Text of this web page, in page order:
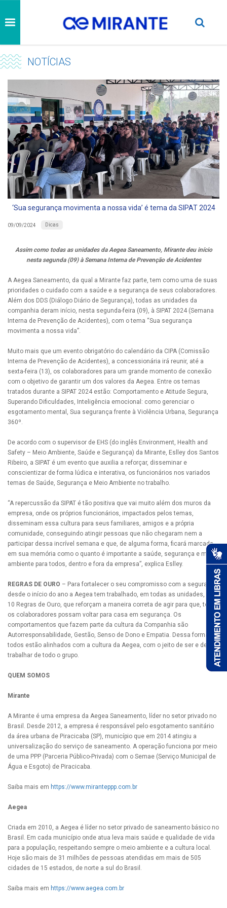
NOTÍCIAS
‘Sua segurança movimenta a nossa vida’ é tema da SIPAT 2024
09/09/2024 Dicas
Assim como todas as unidades da Aegea Saneamento, Mirante deu início
nesta segunda (09) à Semana Interna de Prevenção de Acidentes
A Aegea Saneamento, da qual a Mirante faz parte, tem como uma de suas
prioridades o cuidado com a saúde e a segurança de seus colaboradores.
Além dos DDS (Diálogo Diário de Segurança), todas as unidades da
companhia deram início, nesta segunda-feira (09), à SIPAT 2024 (Semana
Interna de Prevenção de Acidentes), com o tema “Sua segurança
movimenta a nossa vida”.
Muito mais que um evento obrigatório do calendário da CIPA (Comissão
Interna de Prevenção de Acidentes), a concessionária irá reunir, até a
sexta-feira (13), os colaboradores para um grande momento de conexão
com o objetivo de garantir um dos valores da Aegea. Entre os temas
tratados durante a SIPAT 2024 estão: Comportamento e Atitude Segura,
Superando Dificuldades, Inteligência emocional: como gerenciar o
esgotamento mental, Sua segurança frente à Violência Urbana, Segurança
360º.
De acordo com o supervisor de EHS (do inglês Environment, Health and
Safety – Meio Ambiente, Saúde e Segurança) da Mirante, Eslley dos Santos
Ribeiro, a SIPAT é um evento que auxilia a reforçar, disseminar e
conscientizar de forma lúdica e interativa, os funcionários nos variados
temas de Saúde, Segurança e Meio Ambiente no trabalho.
“A repercussão da SIPAT é tão positiva que vai muito além dos muros da
empresa, onde os próprios funcionários, impactados pelos temas,
disseminam essa cultura para seus familiares, amigos e a própria
comunidade, conseguindo atingir pessoas que não chegaram nem a
participar dessa incrível semana e que, de alguma forma, ficará marcada
em sua memória como o quanto é importante a saúde, segurança e meio
ambiente para todos, dentro e fora da empresa”, explica Eslley.
REGRAS DE OURO – Para fortalecer o seu compromisso com a segurança,
desde o início do ano a Aegea tem trabalhado, em todas as unidades, as
10 Regras de Ouro, que reforçam a maneira correta de agir para que, todos
os colaboradores possam voltar para casa em segurança. Os
comportamentos que fazem parte da cultura da Companhia são
Autorresponsabilidade, Gestão, Senso de Dono e Empatia. Dessa forma,
todos estão alinhados com a cultura da Aegea, com o jeito de ser e de
trabalhar de todo o grupo.
QUEM SOMOS
Mirante
A Mirante é uma empresa da Aegea Saneamento, líder no setor privado no
Brasil. Desde 2012, a empresa é responsável pelo esgotamento sanitário
da área urbana de Piracicaba (SP), município que em 2014 atingiu a
universalização do serviço de saneamento. A operação funciona por meio
de uma PPP (Parceria Público-Privada) com o Semae (Serviço Municipal de
Água e Esgoto) de Piracicaba.
Saiba mais em https://www.miranteppp.com.br
Aegea
Criada em 2010, a Aegea é líder no setor privado de saneamento básico no
Brasil. Em cada município onde atua leva mais saúde e qualidade de vida
para a população, respeitando sempre o meio ambiente e a cultura local.
Hoje são mais de 31 milhões de pessoas atendidas em mais de 505
cidades de 15 estados, de norte a sul do Brasil.
Saiba mais em https://www.aegea.com.br